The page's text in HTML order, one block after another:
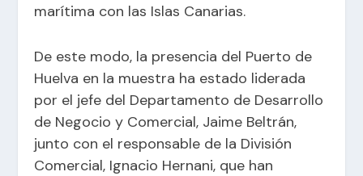
marítima con las Islas Canarias.
De este modo, la presencia del Puerto de
Huelva en la muestra ha estado liderada
por el jefe del Departamento de Desarrollo
de Negocio y Comercial, Jaime Beltrán,
junto con el responsable de la División
Comercial, Ignacio Hernani, que han